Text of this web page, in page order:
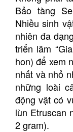
Bảo tàng
Nhiều sinh
nhiên đa
triển lãm
hon) để xem
nhất và nhỏ
những loài
động vật có
lùn Etruscan
2 gram).